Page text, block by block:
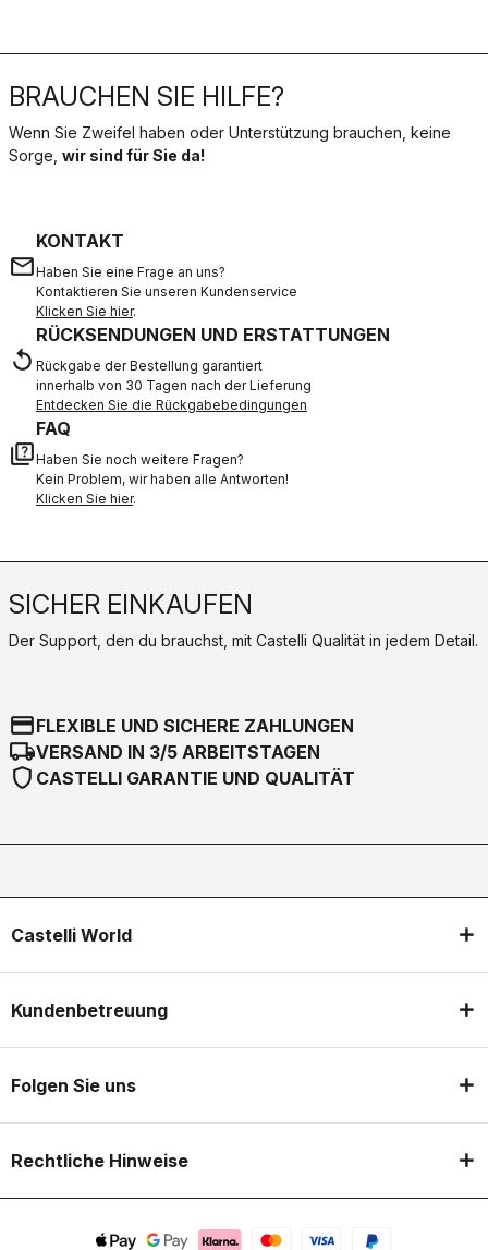
BRAUCHEN SIE HILFE?
Wenn Sie Zweifel haben oder Unterstützung brauchen, keine
Sorge, wir sind für Sie da!
email
KONTAKT
Haben Sie eine Frage an uns?
Kontaktieren Sie unseren Kundenservice
Klicken Sie hier.
replay
RÜCKSENDUNGEN UND ERSTATTUNGEN
Rückgabe der Bestellung garantiert
innerhalb von 30 Tagen nach der Lieferung
Entdecken Sie die Rückgabebedingungen
quiz
FAQ
Haben Sie noch weitere Fragen?
Kein Problem, wir haben alle Antworten!
Klicken Sie hier.
SICHER EINKAUFEN
Der Support, den du brauchst, mit Castelli Qualität in jedem Detail.
credit_cardFLEXIBLE UND SICHERE ZAHLUNGEN
local_shippingVERSAND IN 3/5 ARBEITSTAGEN
shield CASTELLI GARANTIE UND QUALITÄT
Castelli World
Kundenbetreuung
Folgen Sie uns
Rechtliche Hinweise